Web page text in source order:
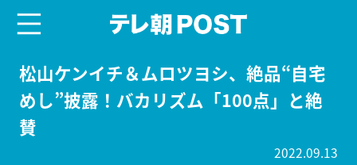
松山ケンイチ＆ムロツヨシ、絶品“自宅
めし”披露！バカリズム「100点」と絶
賛
2022.09.13